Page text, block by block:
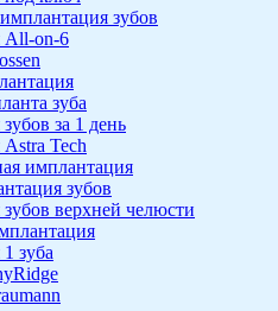
зубов
All-on-6
зуба
за 1 день
Tech
имплантация
зубов
верхней челюсти
зуба